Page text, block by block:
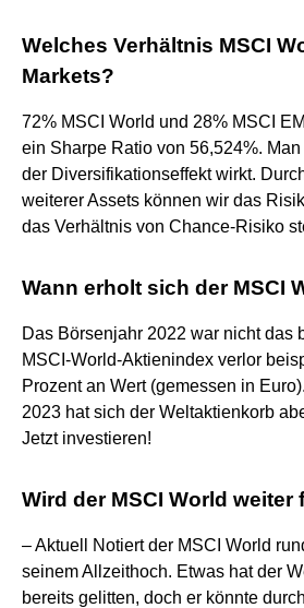
Welches Verhältnis MSCI
Markets?
72% MSCI World und 28% MSCI
ein Sharpe Ratio von 56,524%.
der Diversifikationseffekt wirkt.
weiterer Assets können wir das
das Verhältnis von Chance-Risiko
Wann erholt sich der MSCI
Das Börsenjahr 2022 war nicht das
MSCI-World-Aktienindex verlor
Prozent an Wert (gemessen in
2023 hat sich der Weltaktienkorb
Jetzt investieren!
Wird der MSCI World weiter
– Aktuell Notiert der MSCI World
seinem Allzeithoch. Etwas hat der
bereits gelitten, doch er könnte